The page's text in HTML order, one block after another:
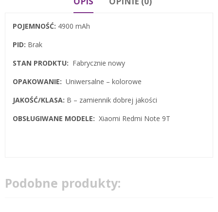
POJEMNOŚĆ: 4900 mAh
PID: Brak
STAN PRODKTU: Fabrycznie nowy
OPAKOWANIE: Uniwersalne – kolorowe
JAKOŚĆ/KLASA: B – zamiennik dobrej jakości
OBSŁUGIWANE MODELE: Xiaomi Redmi Note 9T
Podobne produkty: